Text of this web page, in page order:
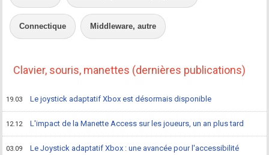
Connectique Middleware, autre
Clavier, souris, manettes (dernières publications)
19.03 Le joystick adaptatif Xbox est désormais disponible
12.12 L'impact de la Manette Access sur les joueurs, un an plus tard
03.09 Le Joystick adaptatif Xbox : une avancée pour l'accessibilité